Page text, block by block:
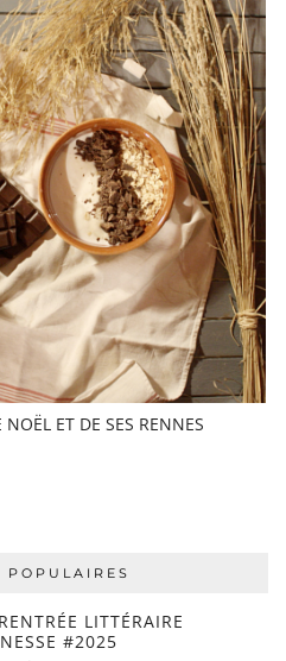
ET DE SES RENNES
POPULAIRES
LITTÉRAIRE
#2025